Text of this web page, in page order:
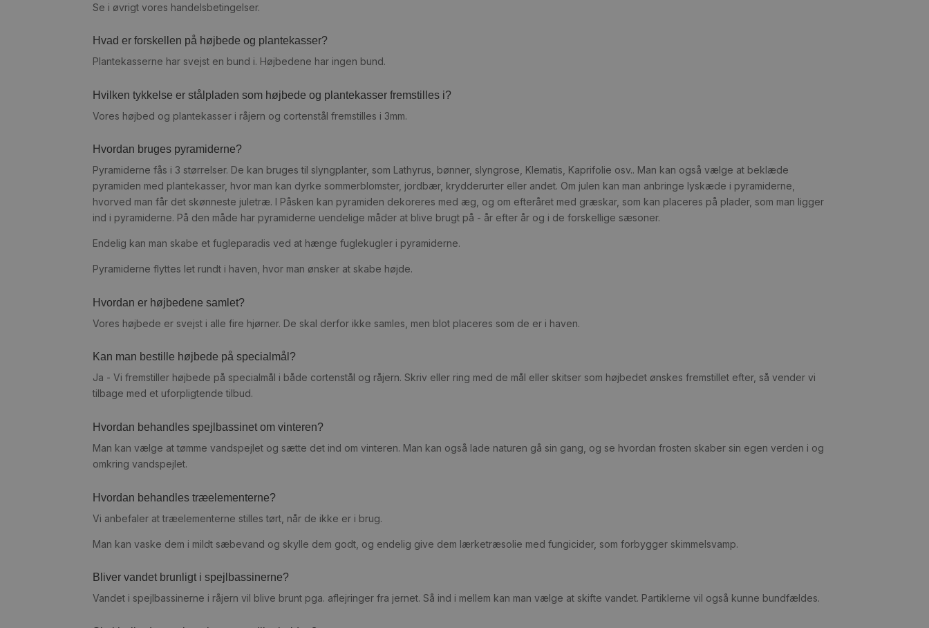
Se i øvrigt vores handelsbetingelser.
Hvad er forskellen på højbede og plantekasser?
Plantekasserne har svejst en bund i. Højbedene har ingen bund.
Hvilken tykkelse er stålpladen som højbede og plantekasser fremstilles i?
Vores højbed og plantekasser i råjern og cortenstål fremstilles i 3mm.
Hvordan bruges pyramiderne?
Pyramiderne fås i 3 størrelser. De kan bruges til slyngplanter, som Lathyrus, bønner, slyngrose, Klematis, Kaprifolie osv.. Man kan også vælge at beklæde
pyramiden med plantekasser, hvor man kan dyrke sommerblomster, jordbær, krydderurter eller andet. Om julen kan man anbringe lyskæde i pyramiderne,
hvorved man får det skønneste juletræ. I Påsken kan pyramiden dekoreres med æg, og om efteråret med græskar, som kan placeres på plader, som man ligger
ind i pyramiderne. På den måde har pyramiderne uendelige måder at blive brugt på - år efter år og i de forskellige sæsoner.
Endelig kan man skabe et fugleparadis ved at hænge fuglekugler i pyramiderne.
Pyramiderne flyttes let rundt i haven, hvor man ønsker at skabe højde.
Hvordan er højbedene samlet?
Vores højbede er svejst i alle fire hjørner. De skal derfor ikke samles, men blot placeres som de er i haven.
Kan man bestille højbede på specialmål?
Ja - Vi fremstiller højbede på specialmål i både cortenstål og råjern. Skriv eller ring med de mål eller skitser som højbedet ønskes fremstillet efter, så vender vi
tilbage med et uforpligtende tilbud.
Hvordan behandles spejlbassinet om vinteren?
Man kan vælge at tømme vandspejlet og sætte det ind om vinteren. Man kan også lade naturen gå sin gang, og se hvordan frosten skaber sin egen verden i og
omkring vandspejlet.
Hvordan behandles træelementerne?
Vi anbefaler at træelementerne stilles tørt, når de ikke er i brug.
Man kan vaske dem i mildt sæbevand og skylle dem godt, og endelig give dem lærketræsolie med fungicider, som forbygger skimmelsvamp.
Bliver vandet brunligt i spejlbassinerne?
Vandet i spejlbassinerne i råjern vil blive brunt pga. aflejringer fra jernet. Så ind i mellem kan man vælge at skifte vandet. Partiklerne vil også kunne bundfældes.